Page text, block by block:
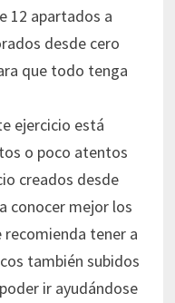
12 apartados a
desde cero
que todo tenga
ejercicio está
o poco atentos
creados desde
conocer mejor los
recomienda tener a
también subidos
ir ayudándose